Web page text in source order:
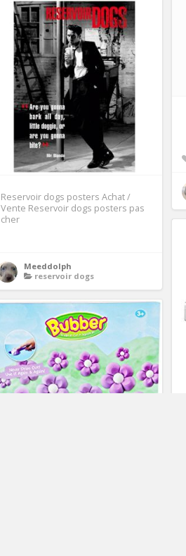
Reservoir dogs posters Achat /
Vente Reservoir dogs posters pas
cher
Meeddolph
reservoir dogs